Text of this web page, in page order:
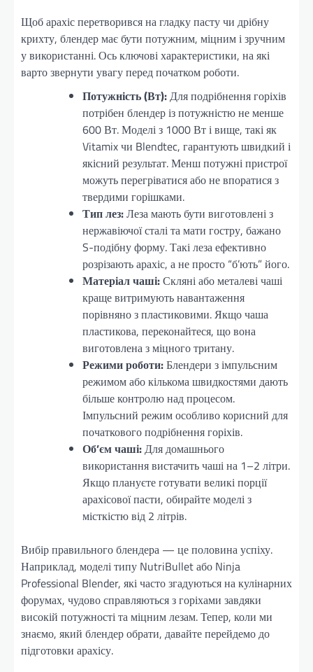
Щоб арахіс перетворився на гладку пасту чи дрібну
крихту, блендер має бути потужним, міцним і зручним
у використанні. Ось ключові характеристики, на які
варто звернути увагу перед початком роботи.
Потужність (Вт):Для подрібнення горіхів
потрібен блендер із потужністю не менше
600 Вт. Моделі з 1000 Вт і вище, такі як
Vitamix чи Blendtec, гарантують швидкий і
якісний результат. Менш потужні пристрої
можуть перегріватися або не впоратися з
твердими горішками.
Тип лез:Леза мають бути виготовлені з
нержавіючої сталі та мати гостру, бажано
S-подібну форму. Такі леза ефективно
розрізають арахіс, а не просто “б’ють” його.
Матеріал чаші:Скляні або металеві чаші
краще витримують навантаження
порівняно з пластиковими. Якщо чаша
пластикова, переконайтеся, що вона
виготовлена з міцного тритану.
Режими роботи:Блендери з імпульсним
режимом або кількома швидкостями дають
більше контролю над процесом.
Імпульсний режим особливо корисний для
початкового подрібнення горіхів.
Об’єм чаші:Для домашнього
використання вистачить чаші на 1–2 літри.
Якщо плануєте готувати великі порції
арахісової пасти, обирайте моделі з
місткістю від 2 літрів.
Вибір правильного блендера — це половина успіху.
Наприклад, моделі типу NutriBullet або Ninja
Professional Blender, які часто згадуються на кулінарних
форумах, чудово справляються з горіхами завдяки
високій потужності та міцним лезам. Тепер, коли ми
знаємо, який блендер обрати, давайте перейдемо до
підготовки арахісу.